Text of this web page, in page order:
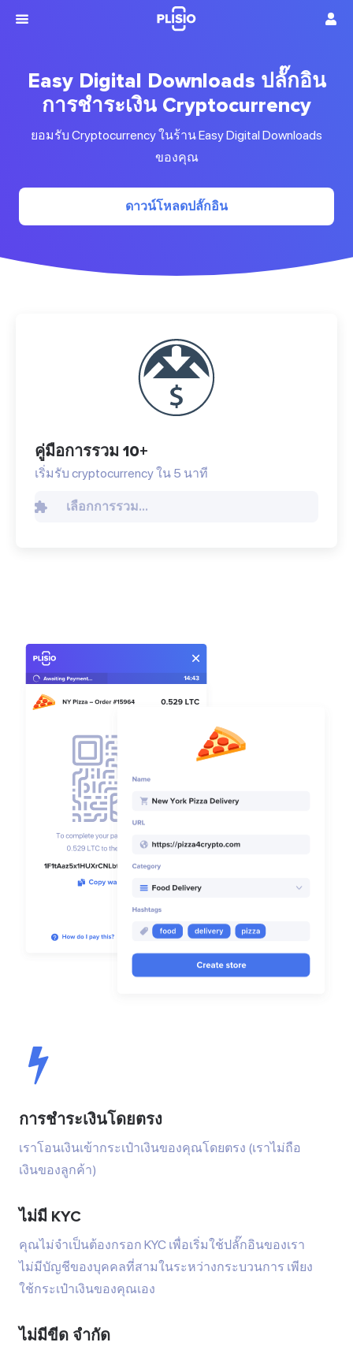
Easy Digital Downloads ปลั๊กอิน
การชำระเงิน Cryptocurrency
ยอมรับ Cryptocurrency ในร้าน Easy Digital Downloads
ของคุณ
ดาวน์โหลดปลั๊กอิน
คู่มือการรวม 10+
เริ่มรับ cryptocurrency ใน 5 นาที
การชำระเงินโดยตรง
เราโอนเงินเข้ากระเป๋าเงินของคุณโดยตรง (เราไม่ถือ
เงินของลูกค้า)
ไม่มี KYC
คุณไม่จำเป็นต้องกรอก KYC เพื่อเริ่มใช้ปลั๊กอินของเรา
ไม่มีบัญชีของบุคคลที่สามในระหว่างกระบวนการ เพียง
ใช้กระเป๋าเงินของคุณเอง
ไม่มีขีด จำกัด